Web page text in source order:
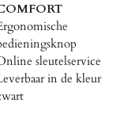
sleutelservice
in de kleur